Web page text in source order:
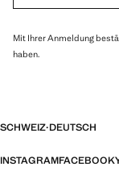
Mit Ihrer Anmeldung
haben.
SCHWEIZ·DEUTSCH
INSTAGRAMFACEBOOK